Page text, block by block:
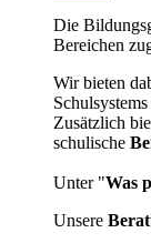
Die
Bereichen
Wir bieten
Zusätzlich
schulische
Unter "Was
Unsere